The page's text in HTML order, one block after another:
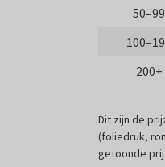
50–99
200+
Dit zijn de
(foliedruk,
getoonde